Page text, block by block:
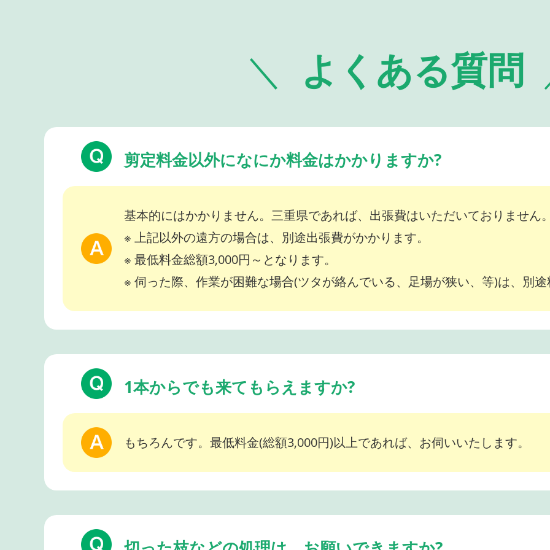
よくある質問
剪定料金以外になにか料金はかかりますか?
基本的にはかかりません。三重県であれば、出張費はいただいておりません
※ 上記以外の遠方の場合は、別途出張費がかかります。
※ 最低料金総額3,000円～となります。
※ 伺った際、作業が困難な場合(ツタが絡んでいる、足場が狭い、等)は、別
1本からでも来てもらえますか?
もちろんです。最低料金(総額3,000円)以上であれば、お伺いいたします。